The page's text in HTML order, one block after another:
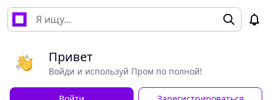
Привет
Войди и используй Пром по полной!